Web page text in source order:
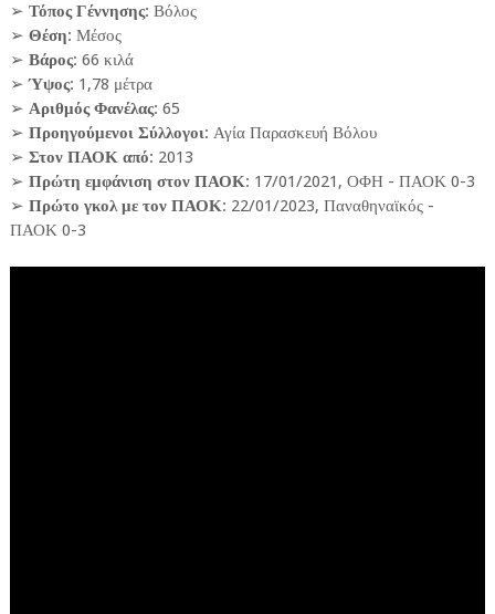
➢ Τόπος Γέννησης: Βόλος
➢ Θέση: Μέσος
➢ Βάρος: 66 κιλά
➢Ύψος: 1,78 μέτρα
➢ Αριθμός Φανέλας: 65
➢ Προηγούμενοι Σύλλογοι: Αγία Παρασκευή Βόλου
➢ Στον ΠΑΟΚ από: 2013
➢ Πρώτη εμφάνιση στον ΠΑΟΚ: 17/01/2021, ΟΦΗ - ΠΑΟΚ 0-3
➢ Πρώτο γκολ με τον ΠΑΟΚ: 22/01/2023, Παναθηναϊκός -
ΠΑΟΚ 0-3